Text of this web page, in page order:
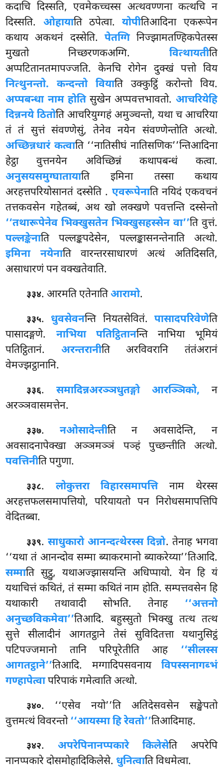
कदाचि दिस्सति, एवमेकच्चस्स अत्थवण्णना कत्थचि न
दिस्सति. ओहायाति ठपेत्वा.योपीतिआदिना एकरूपेन
कथाय अकथनं दस्सेति. पेतग्गिनिज्झामतण्हिकपेतस्स
मुखतो निच्छरणकअग्गि. वित्थायतीति
अप्पटितानतमापज्जति. केनचि रोगेन दुक्खं पत्तो विय
नित्थुनन्तो. कन्दन्तो वियाति उक्कुट्ठिं करोन्तो विय.
अप्पबन्धा नाम होतिसुखेन अप्पवत्तभावतो. आचरियेहि
दिन्ननये ठितोति आचरियुग्गहं अमुञ्चन्तो, यथा च आचरिया
तं तं सुत्तं संवण्णेसुं, तेनेव नयेन संवण्णेन्तोति अत्थो.
अच्छिन्नधारं कत्वाति ‘‘नातिसीघं नातिसणिक’’न्तिआदिना
हेट्ठा वुत्तनयेन अविच्छिन्नं कथापबन्धं कत्वा.
अनुसयसमुग्घातायाति इमिना तस्सा कथाय
अरहत्तपरियोसानतं दस्सेति . एवरूपेनाति नयिदं एकवचनं
तत्तकवसेन गहेतब्बं, अथ खो लक्खणे पवत्तन्ति दस्सेन्तो
‘‘तथारूपेनेव भिक्खुसतेन भिक्खुसहस्सेन वा’’ति वुत्तं.
पल्लङ्केनाति पल्लङ्कपदेसेन, पल्लङ्कासनन्तेनाति अत्थो.
इमिना नयेनाति वारन्तरसाधारणं अत्थं अतिदिसति,
असाधारणं पन वक्खतेवाति.
३३४. आरमति एतेनातिआरामो.
३३५. धुवसेवनन्ति नियतसेवितं. पासादपरिवेणेति
पासादङ्गणे. नाभिया पतिट्ठितानन्ति नाभिया भूमियं
पतिट्ठितानं. अरन्तरानीति अरविवरानि तंतंअरानं
वेमज्झट्ठानानि.
३३६. समादिन्नअरञ्ञधुतङ्गो आरञ्ञिको, न
अरञ्ञवासमत्तेन.
३३७. नओसादेन्तीति न अवसादेन्ति, न
अवसादनापेक्खा अञ्ञमञ्ञं पञ्हं पुच्छन्तीति अत्थो.
पवत्तिनीति पगुणा.
३३८. लोकुत्तरा विहारसमापत्तिनाम थेरस्स
अरहत्तफलसमापत्तियो, परियायतो पन निरोधसमापत्तिपि
वेदितब्बा.
३३९.साधुकारो आनन्दत्थेरस्स दिन्नो. तेनाह भगवा
‘‘यथा तं आनन्दोव सम्मा ब्याकरमानो ब्याकरेय्या’’तिआदि.
सम्माति सुट्ठु, यथाअज्झासयन्ति अधिप्पायो. येन हि यं
यथाचित्तं कथितं, तं सम्मा कथितं नाम होति. सम्पत्तवसेन हि
यथाकारी तथावादी सोभति. तेनाह ‘‘अत्तनो
अनुच्छविकमेवा’’तिआदि. बहुस्सुतो भिक्खु तत्थ तत्थ
सुत्ते सीलादीनं आगतट्ठाने तेसं सुविदितत्ता यथानुसिट्ठं
पटिपज्जमानो तानि परिपूरेतीति आह ‘‘सीलस्स
आगतट्ठाने’’तिआदि. मग्गादिपसवनाय विपस्सनागब्भं
गण्हापेत्वापरिपाकं गमेत्वाति अत्थो.
३४०. ‘‘एसेव नयो’’ति अतिदेसवसेन सङ्खेपतो
वुत्तमत्थं विवरन्तो‘‘आयस्मा हि रेवतो’’तिआदिमाह.
३४२. अपरेपिनानप्पकारे किलेसेति अपरेपि
नानप्पकारे दोसमोहादिकिलेसे. धुनित्वाति विधमेत्वा.